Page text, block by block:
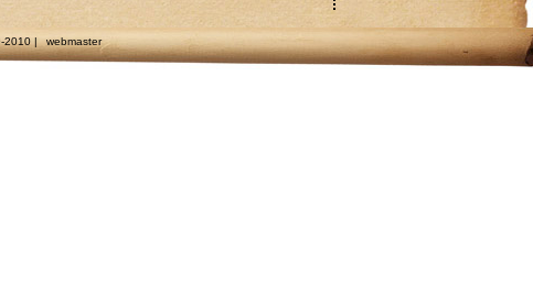
2010 | webmaster